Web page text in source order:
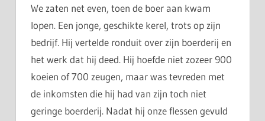
We zaten net even, toen de boer aan kwam
lopen. Een jonge, geschikte kerel, trots op zijn
bedrijf. Hij vertelde ronduit over zijn boerderij en
het werk dat hij deed. Hij hoefde niet zozeer 900
koeien of 700 zeugen, maar was tevreden met
de inkomsten die hij had van zijn toch niet
geringe boerderij. Nadat hij onze flessen gevuld